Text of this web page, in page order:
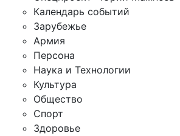
Календарь событий
Зарубежье
Армия
Персона
Наука и Технологии
Культура
Общество
Спорт
Здоровье